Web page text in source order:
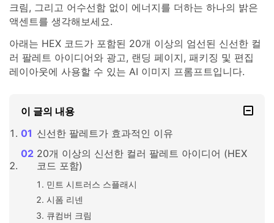
크림, 그리고 어수선함 없이 에너지를 더하는 하나의 밝은
액센트를 생각해보세요.
아래는 HEX 코드가 포함된 20개 이상의 엄선된 신선한 컬
러 팔레트 아이디어와 광고, 랜딩 페이지, 패키징 및 편집
레이아웃에 사용할 수 있는 AI 이미지 프롬프트입니다.
이 글의 내용
신선한 팔레트가 효과적인 이유
20개 이상의 신선한 컬러 팔레트 아이디어 (HEX
코드 포함)
민트 시트러스 스플래시
시폼 리넨
큐컴버 크림